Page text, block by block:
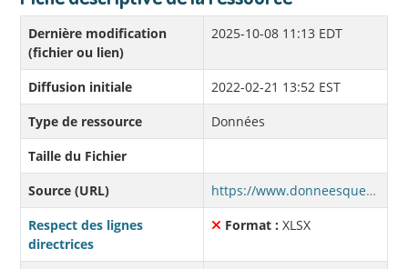
Dernière modification
(fichier ou lien)
2025-10-08 11:13 EDT
Diffusion initiale
2022-02-21 13:52 EST
Type de ressource
Données
Taille du Fichier
Source (URL)
https://www.donneesquebec.ca/recherche/dataset/cdbc394b-8c24-4e34-8fc9-35b8b69408a7/resource/5765c4d5-6e52-4c35-817d-c766bfe31a32/download/donnees-regroupees-2022.xlsx
Respect des lignes
directrices
Format : XLSX